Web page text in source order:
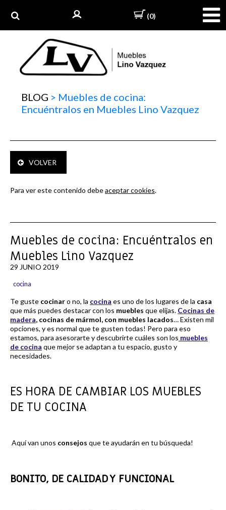
(0)
BLOG > Muebles de cocina:
Encuéntralos en Muebles Lino Vazquez
VOLVER
Para ver este contenido debeaceptar cookies.
Muebles de cocina: Encuéntralos en
Muebles Lino Vazquez
29 JUNIO 2019
cocina
Te guste cocinaro no, la cocina es uno de los lugares de la casa
que más puedes destacar con los muebles que elijas. Cocinas de
madera, cocinas de mármol, con muebles lacados… Existen mil
opciones, y es normal que te gusten todas! Pero para eso
estamos, para asesorarte y descubrirte cuáles son los muebles
de cocina que mejor se adaptan a tu espacio, gusto y
necesidades.
ES HORA DE CAMBIAR LOS MUEBLES
DE TU COCINA
Aquí van unos consejos que te ayudarán en tu búsqueda!
BONITO, DE CALIDAD Y FUNCIONAL